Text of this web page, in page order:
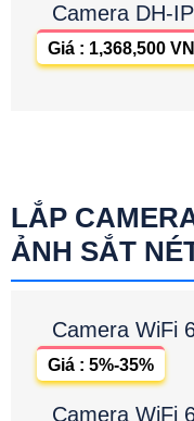
Camera DH-
Giá : 1,368,500
LẮP
ẢNH SẮT
Camera WiFi
Giá : 5%-35%
Camera WiFi